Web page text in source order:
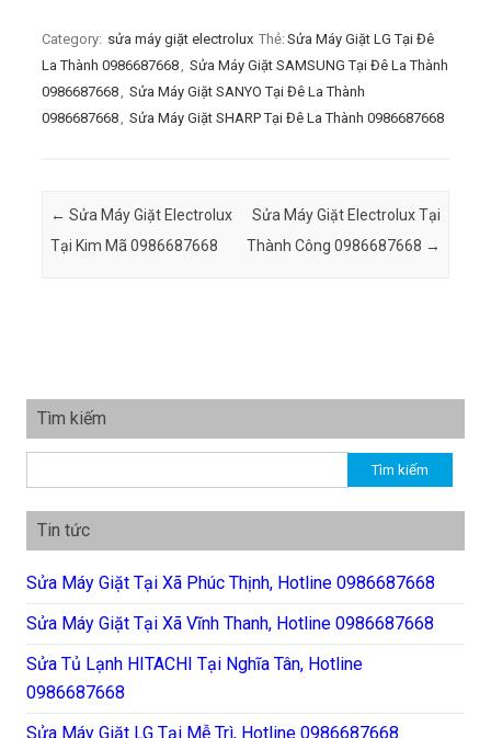
Category: sửa máy giặt electrolux Thẻ: Sửa Máy Giặt LG Tại Đê
La Thành 0986687668, Sửa Máy Giặt SAMSUNG Tại Đê La Thành
0986687668, Sửa Máy Giặt SANYO Tại Đê La Thành
0986687668, Sửa Máy Giặt SHARP Tại Đê La Thành 0986687668
Post navigation
← Sửa Máy Giặt Electrolux
Tại Kim Mã 0986687668
Sửa Máy Giặt Electrolux Tại
Thành Công 0986687668 →
Tìm kiếm
Tin tức
Sửa Máy Giặt Tại Xã Phúc Thịnh, Hotline 0986687668
Sửa Máy Giặt Tại Xã Vĩnh Thanh, Hotline 0986687668
Sửa Tủ Lạnh HITACHI Tại Nghĩa Tân, Hotline
0986687668
Sửa Máy Giặt LG Tại Mễ Trì, Hotline 0986687668